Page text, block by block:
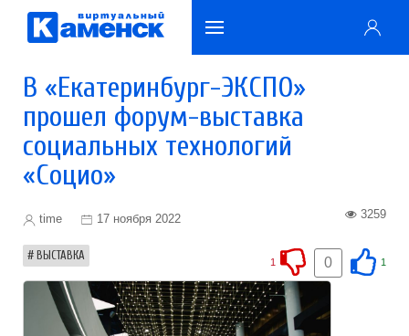
В «Екатеринбург-ЭКСПО»
прошел форум-выставка
социальных технологий
«Социо»
time 17 ноября 2022 3259
ВЫСТАВКА 1
0
1